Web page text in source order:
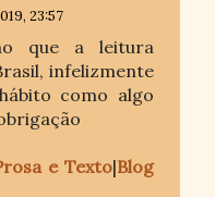
23:57
que a leitura
infelizmente
como algo
e Texto|Blog